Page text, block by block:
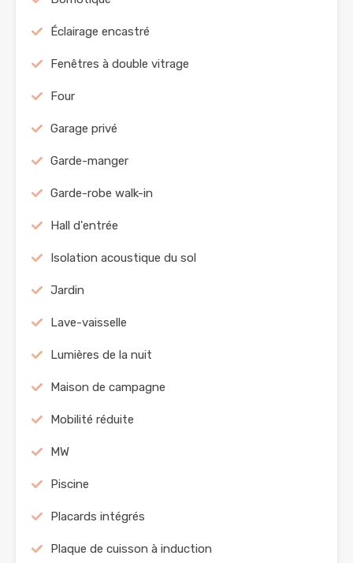
Éclairage encastré
Fenêtres à double vitrage
Four
Garage privé
Garde-manger
Garde-robe walk-in
Hall d'entrée
Isolation acoustique du sol
Jardin
Lave-vaisselle
Lumières de la nuit
Maison de campagne
Mobilité réduite
MW
Piscine
Placards intégrés
Plaque de cuisson à induction